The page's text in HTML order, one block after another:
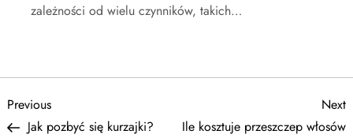
zależności od wielu czynników, takich…
N
Previous
Post
Previous
Jak pozbyć się kurzajki?
Next
Ile kosztuje przeszczep włosów